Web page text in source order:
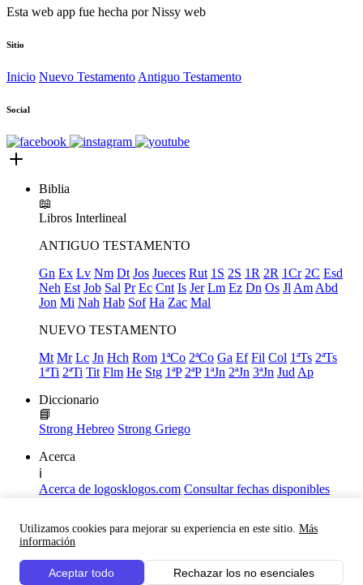
Utilizamos cookies para mejorar su experiencia en este sitio. Más
información
Aceptar todo Rechazar los no esenciales
Esta web app fue hecha porNissy web
Sitio
Inicio Nuevo Testamento Antiguo Testamento
Social
Biblia
📖
Libros Interlineal
ANTIGUO TESTAMENTO
Gn Ex Lv Nm Dt Jos Jueces Rut 1S 2S 1R 2R 1Cr 2C Esd
Neh Est Job Sal Pr Ec Cnt Is Jer Lm Ez Dn Os Jl Am Abd
Jon Mi Nah Hab Sof Ha Zac Mal
NUEVO TESTAMENTO
Mt Mr Lc Jn Hch Rom 1ªCo 2ªCo Ga Ef Fil Col 1ªTs 2ªTs
1ªTi 2ªTi Tit Flm He Stg 1ªP 2ªP 1ªJn 2ªJn 3ªJn Jud Ap
Diccionario
📘
Strong Hebreo Strong Griego
Acerca
ℹ️
Acerca de logosklogos.com Consultar fechas disponibles
Links útiles
Facebook